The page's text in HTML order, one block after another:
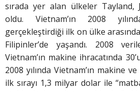
sırada yer alan ülkeler Tayland,
oldu. Vietnam’ın 2008
gerçekleştirdiği ilk on ülke
Filipinler’de yaşandı. 2008
Vietnam’ın makine ihracatında
2008 yılında Vietnam’ın makine
ilk sırayı 1,3 milyar dolar ile